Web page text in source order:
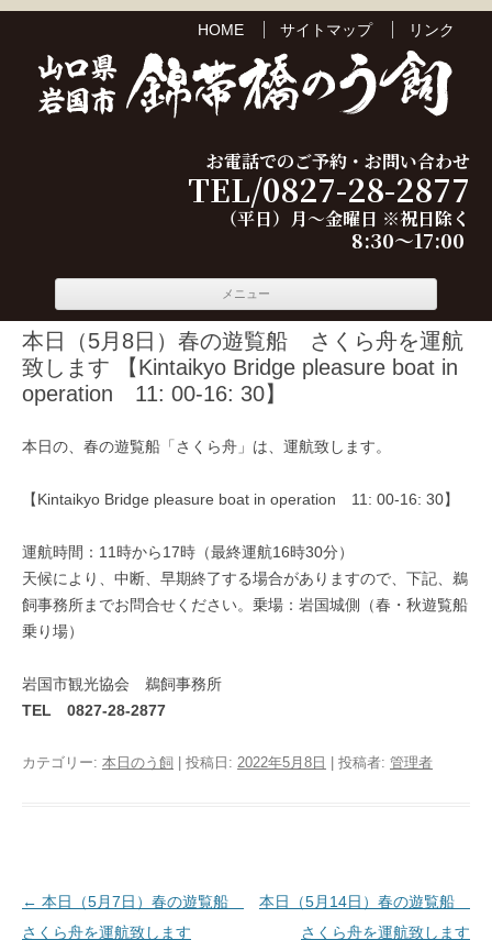
HOME サイトマップ リンク
お電話でのご予約・お問い合わせ
TEL/0827-28-2877
（平日）月～金曜日 ※祝日除く
8:30～17:00
メニュー
本日（5月8日）春の遊覧船 さくら舟を運航
致します 【Kintaikyo Bridge pleasure boat in
operation 11: 00-16: 30】
本日の、春の遊覧船「さくら舟」は、運航致します。
【Kintaikyo Bridge pleasure boat in operation 11: 00-16: 30】
運航時間：11時から17時（最終運航16時30分）
天候により、中断、早期終了する場合がありますので、下記、鵜
飼事務所までお問合せください。乗場：岩国城側（春・秋遊覧船
乗り場）
岩国市観光協会 鵜飼事務所
TEL 0827-28-2877
カテゴリー: 本日のう飼 | 投稿日: 2022年5月8日 投稿者: 管理者
投稿ナビゲーション
← 本日（5月7日）春の遊覧船
さくら舟を運航致します
本日（5月14日）春の遊覧船
さくら舟を運航致します